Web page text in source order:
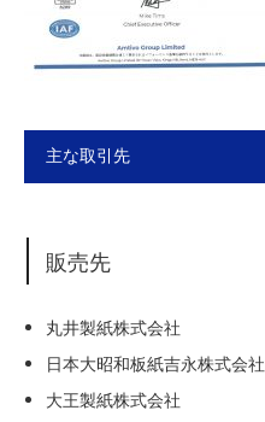
主な取引先
販売先
丸井製紙株式会社
日本大昭和板紙吉永株式会社
大王製紙株式会社